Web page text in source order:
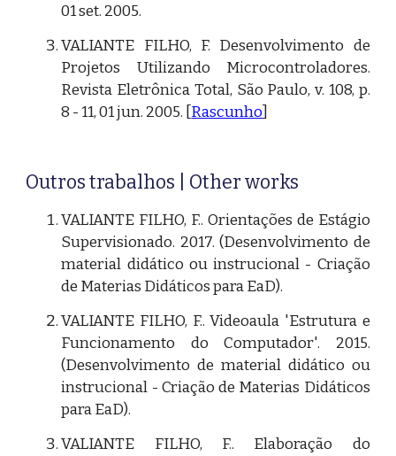
01 set. 2005.
VALIANTE FILHO, F. Desenvolvimento de
Projetos Utilizando Microcontroladores.
Revista Eletrônica Total, São Paulo, v. 108, p.
8 - 11, 01 jun. 2005. [ Rascunho
Outros trabalhos | Other works
VALIANTE FILHO, F.. Orientações de Estágio
Supervisionado. 2017. (Desenvolvimento de
material didático ou instrucional - Criação
de Materias Didáticos para EaD).
VALIANTE FILHO, F.. Videoaula 'Estrutura e
Funcionamento do Computador'. 2015.
(Desenvolvimento de material didático ou
instrucional - Criação de Materias Didáticos
para EaD).
VALIANTE FILHO, F.. Elaboração do